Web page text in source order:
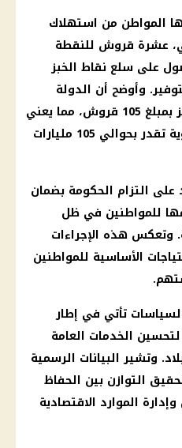
المواطن من استهلاك
عشرة قروش للنقطة
على سلع نقاط الخبز
وأوضح أن الدولة
بمبلغ 105 قروش، مما يعني
أن الدولة تتحمل تكلفة سنوية تقدر بحوالي 105 مليارات
التزام الحكومة بضمان
للمواطنين في ظل
وتعكس هذه الإجراءات
الأساسية للمواطنين
تأتي في إطار
الخدمات العامة
وتشير البيانات الرسمية
التوازن بين الحفاظ
الموارد الاقتصادية